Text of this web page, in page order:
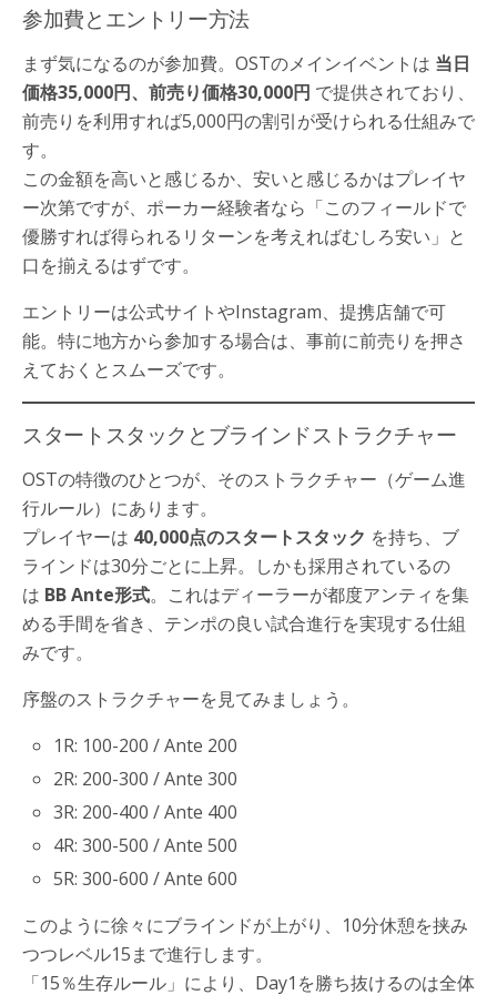
参加費とエントリー方法
まず気になるのが参加費。OSTのメインイベントは 当日
価格35,000円、前売り価格30,000円 で提供されており、
前売りを利用すれば5,000円の割引が受けられる仕組みで
す。
この金額を高いと感じるか、安いと感じるかはプレイヤ
ー次第ですが、ポーカー経験者なら「このフィールドで
優勝すれば得られるリターンを考えればむしろ安い」と
口を揃えるはずです。
エントリーは公式サイトやInstagram、提携店舗で可
能。特に地方から参加する場合は、事前に前売りを押さ
えておくとスムーズです。
スタートスタックとブラインドストラクチャー
OSTの特徴のひとつが、そのストラクチャー（ゲーム進
行ルール）にあります。
プレイヤーは 40,000点のスタートスタック を持ち、ブ
ラインドは30分ごとに上昇。しかも採用されているの
は BB Ante形式。これはディーラーが都度アンティを集
める手間を省き、テンポの良い試合進行を実現する仕組
みです。
序盤のストラクチャーを見てみましょう。
1R: 100-200 / Ante 200
2R: 200-300 / Ante 300
3R: 200-400 / Ante 400
4R: 300-500 / Ante 500
5R: 300-600 / Ante 600
このように徐々にブラインドが上がり、10分休憩を挟み
つつレベル15まで進行します。
「15％生存ルール」により、Day1を勝ち抜けるのは全体